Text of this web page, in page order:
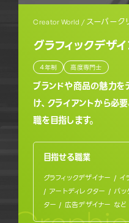
Creator World / スーパーク
グラフィックデザ
4年制 高度専門士
ブランドや商品の魅力を
け、クライアントから必
職を目指します。
目指せる職業
グラフィックデザイナー /
/ アートディレクター / パ
ター / 広告デザイナー など